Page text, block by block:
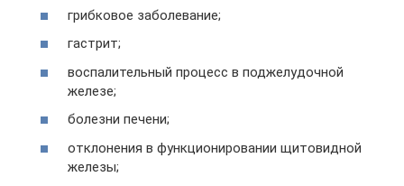
грибковое заболевание;
гастрит;
воспалительный процесс в поджелудочной
железе;
болезни печени;
отклонения в функционировании щитовидной
железы;